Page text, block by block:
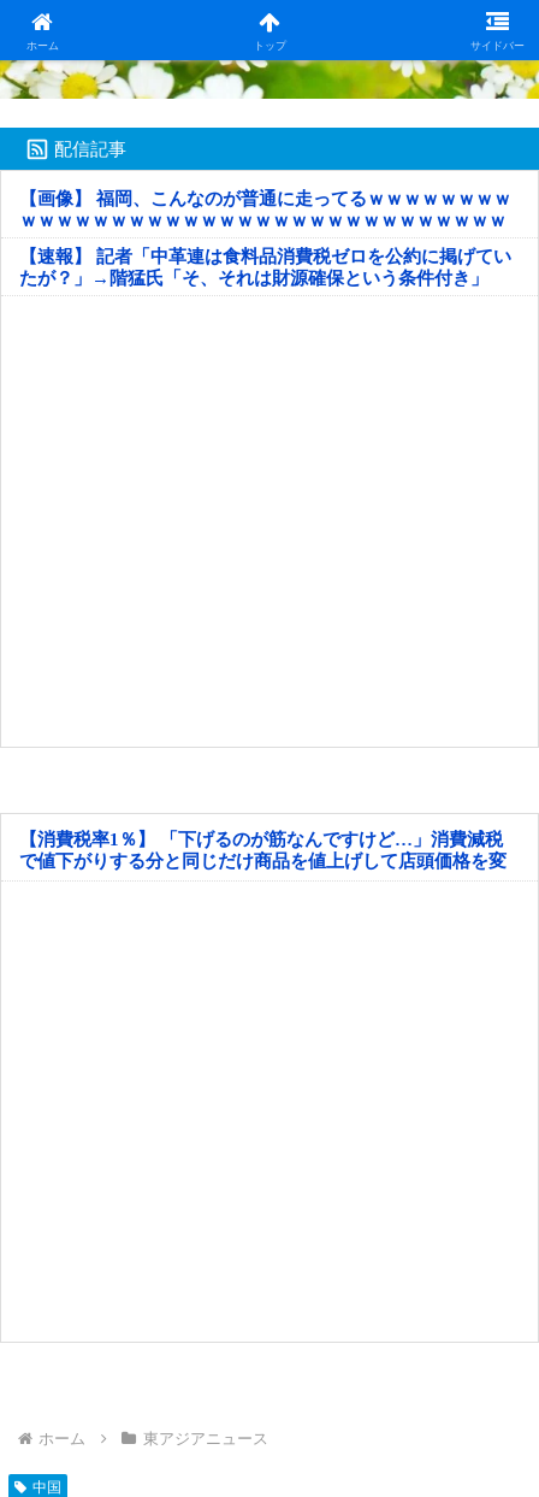
ホーム トップ サイドバー
日本第一！ニュース録
配信記事
【画像】 福岡、こんなのが普通に走ってるｗｗｗｗｗｗｗｗ
ｗｗｗｗｗｗｗｗｗｗｗｗｗｗｗｗｗｗｗｗｗｗｗｗｗｗｗ
ｗｗｗｗｗ
【速報】 記者「中革連は食料品消費税ゼロを公約に掲げてい
たが？」→階猛氏「そ、それは財源確保という条件付き」
【消費税率1％】 「下げるのが筋なんですけど…」消費減税
で値下がりする分と同じだけ商品を値上げして店頭価格を変
えない店も
ホーム 東アジアニュース
中国